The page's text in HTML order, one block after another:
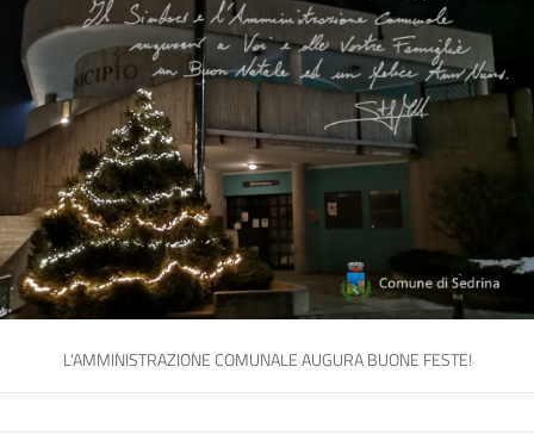
L'AMMINISTRAZIONE COMUNALE AUGURA BUONE FESTE!